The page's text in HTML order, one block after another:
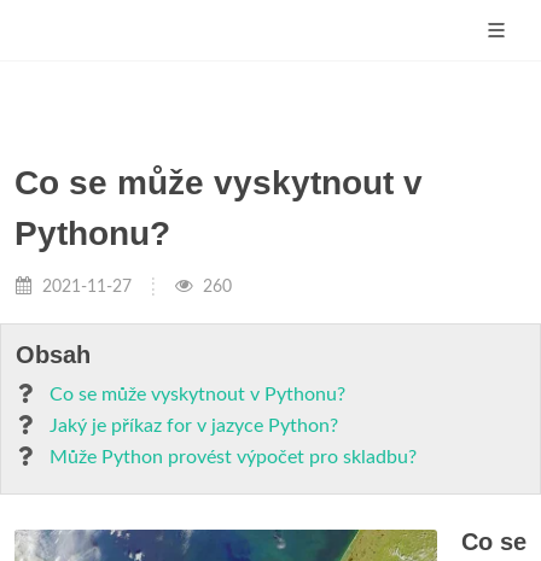
Co se může vyskytnout v
Pythonu?
2021-11-27 260
Obsah
Co se může vyskytnout v Pythonu?
Jaký je příkaz for v jazyce Python?
Může Python provést výpočet pro skladbu?
Co se